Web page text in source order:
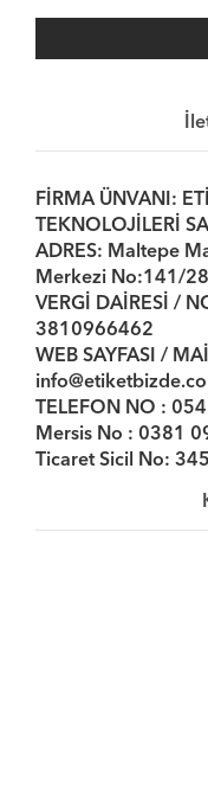
FİRMA ÜNVANI:
TEKNOLOJİLERİ
ADRES: Maltepe
Merkezi No:141/
VERGİ DAİRESİ /
3810966462
WEB SAYFASI /
TELEFON NO :
Mersis No : 0381
Ticaret Sicil No: